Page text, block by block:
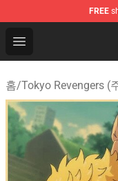
FREE
Open menu
Tokyo
홈/Tokyo Revengers (